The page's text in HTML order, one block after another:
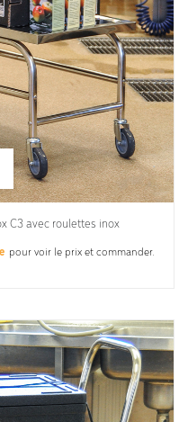
C3 avec roulettes inox
pour voir le prix et commander.